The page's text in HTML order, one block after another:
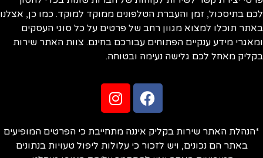
לכם בתיסכול, זמן והעברת הטלפונים ממוקד למוקד. כמו כן, אצלנו
באתר תוכלו למצוא מגוון רחב של פרטים על כל סוגי העסקים
ומאגרי מידע ענקיים הפתוחים עבורכם בחינם. צוות האתר שירות
בקליק מאחל לכם גלישה נעימה ובטוחה.
*הנהלת האתר שירות בקליק איננה מתחייבת כי הפרטים המופיעים
באתר הם נכונים, ויש לזכור כי עלולות ליפול טעויות בנתונים